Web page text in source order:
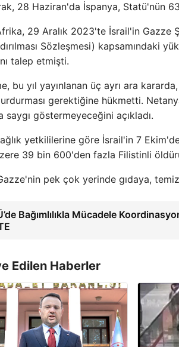
28 Haziran'da İspanya, Statü'nün
29 Aralık 2023'te İsrail'in Gazze
Sözleşmesi) kapsamındaki
talep etmişti.
bu yıl yayınlanan üç ayrı ara
gerektiğine hükmetti.
saygı göstermeyeceğini açıkladı.
yetkililerine göre İsrail'in 7
39 bin 600'den fazla Filistinli
pek çok yerinde gıdaya,
Bağımlılıkla Mücadele
Edilen Haberler